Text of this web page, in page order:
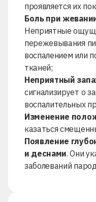
проявляется их
Боль при
Неприятные
пережевывания
воспалением или
тканей;
Неприятный
сигнализирует о
воспалительных
Изменение
казаться
Появление
и деснами. Они
заболеваний